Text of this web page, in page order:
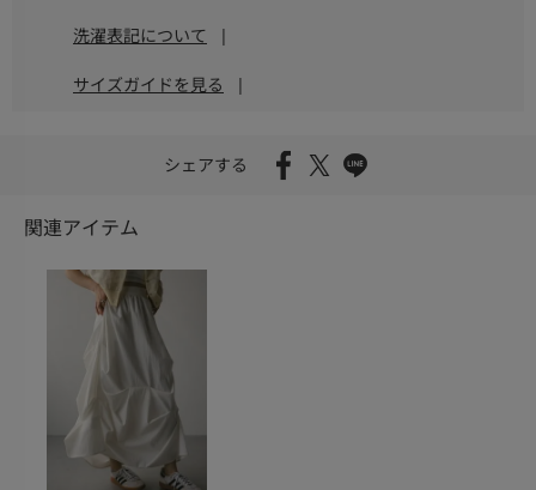
洗濯表記について |
サイズガイドを見る |
シェアする
関連アイテム